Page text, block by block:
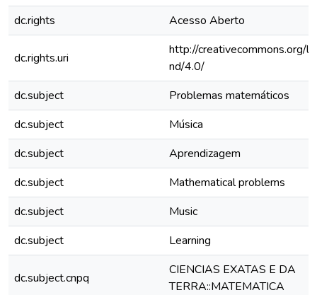
dc.rights
Acesso Aberto
dc.rights.uri
http://creativecommons.org/
nd/4.0/
dc.subject
Problemas matemáticos
dc.subject
Música
dc.subject
Aprendizagem
dc.subject
Mathematical problems
dc.subject
Music
dc.subject
Learning
dc.subject.cnpq
CIENCIAS EXATAS E DA
TERRA::MATEMATICA